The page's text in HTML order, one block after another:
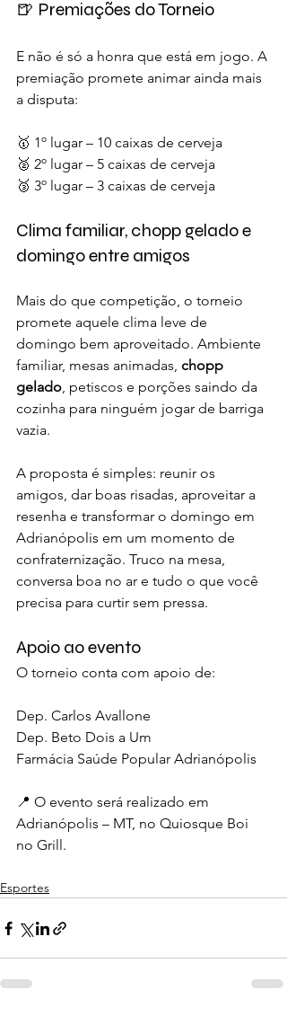
🍺 Premiações do Torneio
E não é só a honra que está em jogo. A
premiação promete animar ainda mais
a disputa:
🥇 1º lugar – 10 caixas de cerveja
🥈 2º lugar – 5 caixas de cerveja
🥉 3º lugar – 3 caixas de cerveja
Clima familiar, chopp gelado e
domingo entre amigos
Mais do que competição, o torneio
promete aquele clima leve de
domingo bem aproveitado. Ambiente
familiar, mesas animadas, chopp
gelado, petiscos e porções saindo da
cozinha para ninguém jogar de barriga
vazia.
A proposta é simples: reunir os
amigos, dar boas risadas, aproveitar a
resenha e transformar o domingo em
Adrianópolis em um momento de
confraternização. Truco na mesa,
conversa boa no ar e tudo o que você
precisa para curtir sem pressa.
Apoio ao evento
O torneio conta com apoio de:
Dep. Carlos Avallone
Dep. Beto Dois a Um
Farmácia Saúde Popular Adrianópolis
📍 O evento será realizado em
Adrianópolis – MT, no Quiosque Boi
no Grill.
Esportes